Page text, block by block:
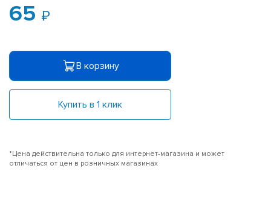
65
В корзину
Купить в 1 клик
*Цена действительна только для интернет-магазина и может
отличаться от цен в розничных магазинах